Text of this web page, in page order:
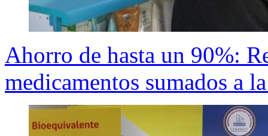
Ahorro de hasta un 90%:
medicamentos sumados a